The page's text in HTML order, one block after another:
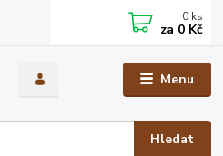
Menu
Hledat
0 ks
za 0 Kč